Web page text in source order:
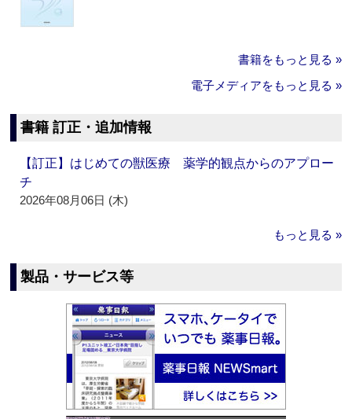
書籍をもっと見る »
電子メディアをもっと見る »
書籍 訂正・追加情報
【訂正】はじめての獣医療 薬学的観点からのアプロー
チ
2026年08月06日 (木)
もっと見る »
製品・サービス等